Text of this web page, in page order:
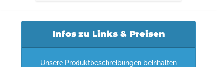
Infos zu Links & Preisen
Unsere Produktbeschreibungen beinhalten